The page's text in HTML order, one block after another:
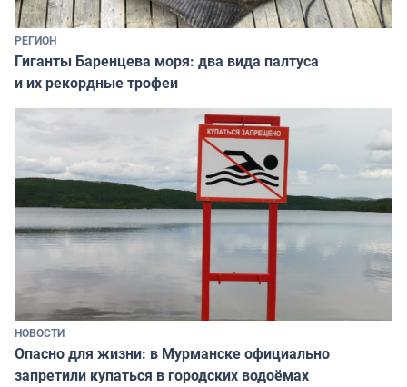
РЕГИОН
Гиганты Баренцева моря: два вида палтуса
и их рекордные трофеи
НОВОСТИ
Опасно для жизни: в Мурманске официально
запретили купаться в городских водоёмах